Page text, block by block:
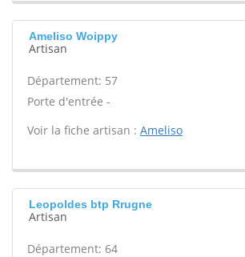
Ameliso Woippy
Artisan
Département: 57
Porte d'entrée -
Voir la fiche artisan : Ameliso
Leopoldes btp Rrugne
Artisan
Département: 64